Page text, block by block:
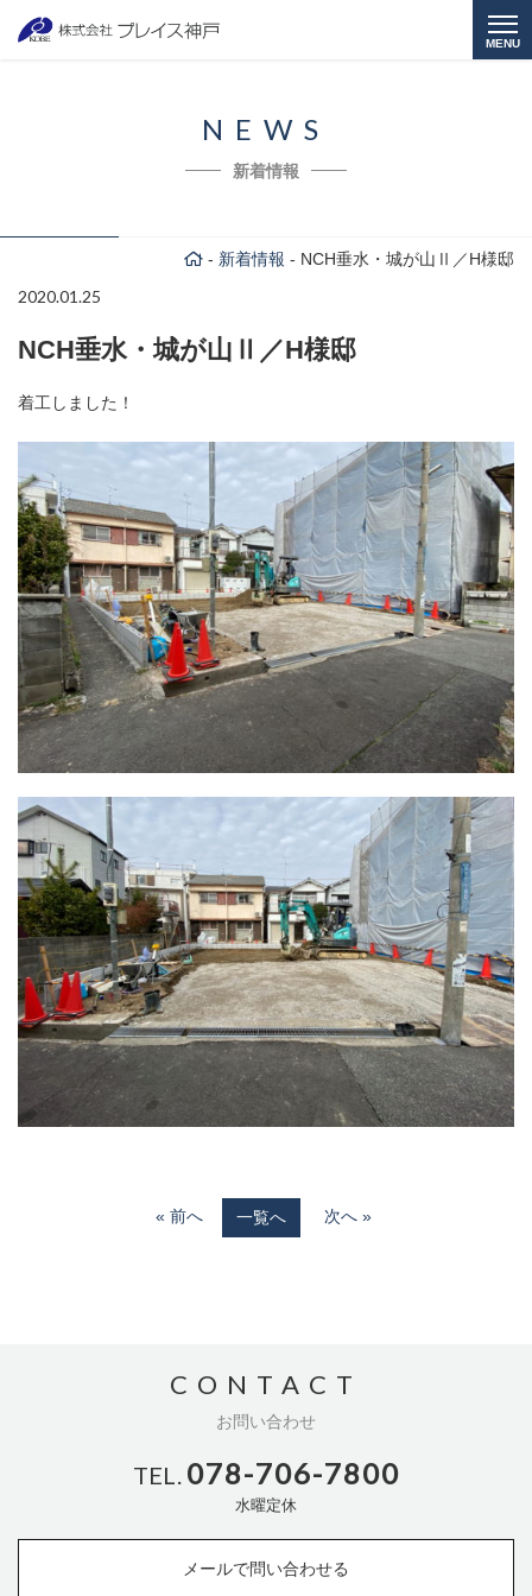
MENU
NEWS
新着情報
- 新着情報 - NCH垂水・城が山Ⅱ／H様邸
2020.01.25
NCH垂水・城が山Ⅱ／H様邸
着工しました！
« 前へ 一覧へ 次へ »
CONTACT
お問い合わせ
TEL. 078-706-7800
水曜定休
メールで問い合わせる